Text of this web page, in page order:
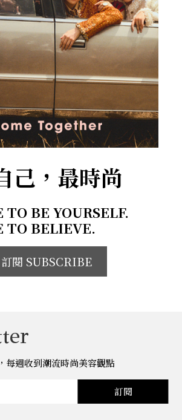
己，最時尚
TO BE YOURSELF.
TO BELIEVE.
訂閱 SUBSCRIBE
每週收到潮流時尚美容觀點
訂閱